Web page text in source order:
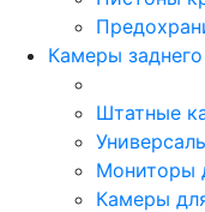
Камеры
Штатные
Мониторы
Камеры